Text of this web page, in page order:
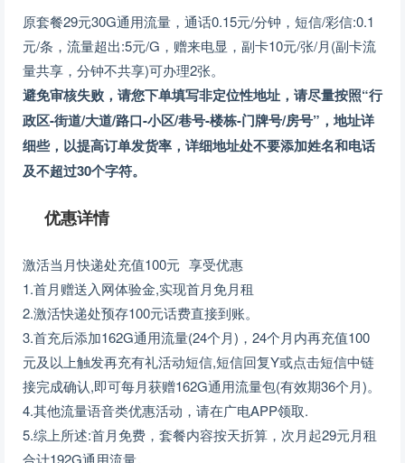
原套餐29元30G通用流量，通话0.15元/分钟，短信/彩信:0.1
元/条，流量超出:5元/G，赠来电显，副卡10元/张/月(副卡流
量共享，分钟不共享)可办理2张。
避免审核失败，请您下单填写非定位性地址，请尽量按照“行
政区-街道/大道/路口-小区/巷号-楼栋-门牌号/房号”，地址详
细些，以提高订单发货率，详细地址处不要添加姓名和电话
及不超过30个字符。
优惠详情
激活当月快递处充值100元 享受优惠
1.首月赠送入网体验金,实现首月免月租
2.激活快递处预存100元话费直接到账。
3.首充后添加162G通用流量(24个月)，24个月内再充值100
元及以上触发再充有礼活动短信,短信回复Y或点击短信中链
接完成确认,即可每月获赠162G通用流量包(有效期36个月)。
4.其他流量语音类优惠活动，请在广电APP领取.
5.综上所述:首月免费，套餐内容按天折算，次月起29元月租
合计192G通用流量。